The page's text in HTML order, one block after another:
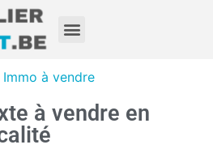
Immo à vendre
à vendre en